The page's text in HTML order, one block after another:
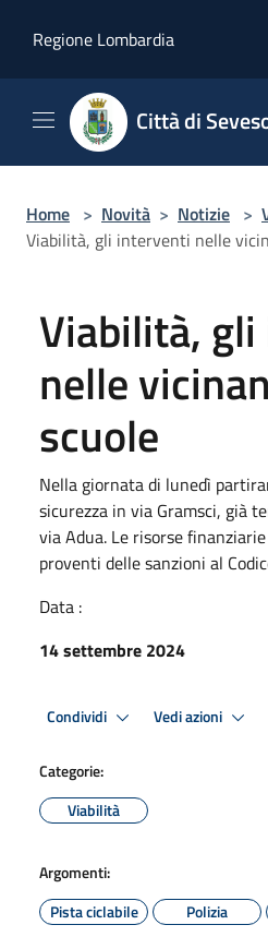
Regione Lombardia
Città di
Home > Novità > Notizie >
Viabilità, gli interventi nelle
Viabilità,
nelle
scuole
Nella giornata di lunedì
sicurezza in via Gramsci, già
via Adua. Le risorse
proventi delle sanzioni al
Data :
14 settembre 2024
Condividi Vedi azioni
Categorie:
Viabilità
Argomenti:
Pista ciclabile
Polizia